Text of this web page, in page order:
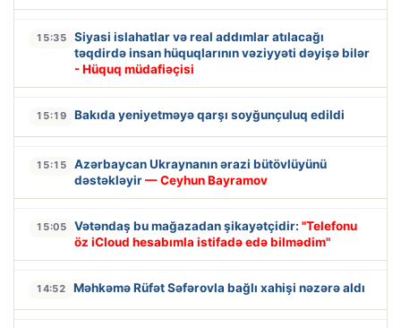
15:35
Siyasi islahatlar və real addımlar atılacağı
təqdirdə insan hüquqlarının vəziyyəti dəyişə bilər
- Hüquq müdafiəçisi
15:19 Bakıda yeniyetməyə qarşı soyğunçuluq edildi
15:15
Azərbaycan Ukraynanın ərazi bütövlüyünü
dəstəkləyir— Ceyhun Bayramov
15:05 Vətəndaş bu mağazadan şikayətçidir: "Telefonu
öz iCloud hesabımla istifadə edə bilmədim"
14:52 Məhkəmə Rüfət Səfərovla bağlı xahişi nəzərə aldı